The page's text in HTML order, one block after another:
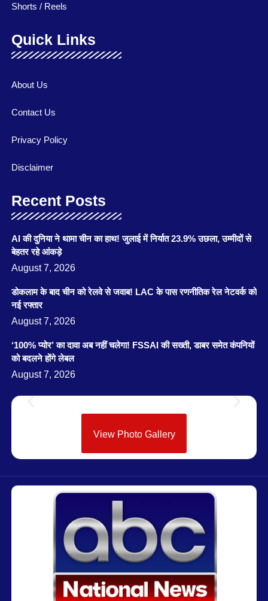
Shorts / Reels
Quick Links
About Us
Contact Us
Privacy Policy
Disclaimer
Recent Posts
AI की दुनिया ने थामा चीन का हाथ! जुलाई में निर्यात 23.9% उछला, उम्मीदों से
बेहतर रहे आंकड़े
August 7, 2026
डोकलाम के बाद चीन को रेलवे से जवाब! LAC के पास रणनीतिक रेल नेटवर्क को
नई रफ्तार
August 7, 2026
‘100% प्योर’ का दावा अब नहीं चलेगा! FSSAI की सख्ती, डाबर समेत कंपनियों
को बदलने होंगे लेबल
August 7, 2026
View Photo Gallery